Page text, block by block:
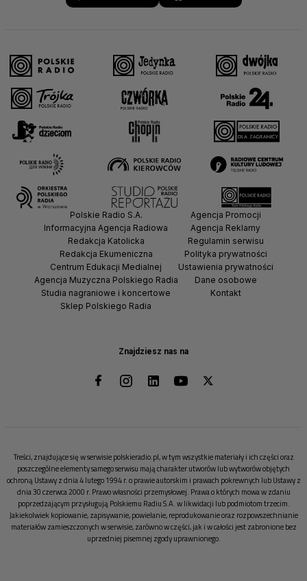
Znajdziesz nas na
Polskie Radio S.A.
Informacyjna Agencja Radiowa
Redakcja Katolicka
Redakcja Ekumeniczna
Centrum Edukacji Medialnej
Agencja Muzyczna Polskiego Radia
Studia nagraniowe i koncertowe
Sklep Polskiego Radia
Agencja Promocji
Agencja Reklamy
Regulamin serwisu
Polityka prywatności
Ustawienia prywatności
Dane osobowe
Kontakt
Treści, znajdujące się w serwisie polskieradio.pl, w tym wszystkie materiały i ich części oraz
poszczególne elementy samego serwisu mają charakter utworów lub wytworów objętych
ochroną Ustawy z dnia 4 lutego 1994 r. o prawie autorskim i prawach pokrewnych lub Ustawy z
dnia 30 czerwca 2000 r. Prawo własności przemysłowej. Prawa o których mowa w zdaniu
poprzedzającym przysługują Polskiemu Radiu S.A. w likwidacji lub podmiotom trzecim.
Jakiekolwiek kopiowanie, zapisywanie, powielanie, reprodukowanie oraz rozpowszechnianie
materiałów zamieszczonych w serwisie, zarówno w części, jak i w całości jest zabronione bez
uprzedniej pisemnej zgody uprawnionego.